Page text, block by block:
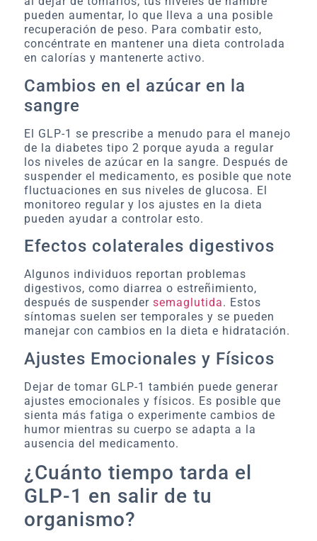
pueden aumentar, lo que lleva a una posible
recuperación de peso. Para combatir esto,
concéntrate en mantener una dieta controlada
en calorías y mantenerte activo.
Cambios en el azúcar en la
sangre
El GLP-1 se prescribe a menudo para el manejo
de la diabetes tipo 2 porque ayuda a regular
los niveles de azúcar en la sangre. Después de
suspender el medicamento, es posible que note
fluctuaciones en sus niveles de glucosa. El
monitoreo regular y los ajustes en la dieta
pueden ayudar a controlar esto.
Efectos colaterales digestivos
Algunos individuos reportan problemas
digestivos, como diarrea o estreñimiento,
después de suspender semaglutida. Estos
síntomas suelen ser temporales y se pueden
manejar con cambios en la dieta e hidratación.
Ajustes Emocionales y Físicos
Dejar de tomar GLP-1 también puede generar
ajustes emocionales y físicos. Es posible que
sienta más fatiga o experimente cambios de
humor mientras su cuerpo se adapta a la
ausencia del medicamento.
¿Cuánto tiempo tarda el
GLP-1 en salir de tu
organismo?